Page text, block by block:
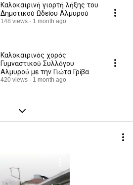
Καλοκαιρινή γιορτή λήξης του
Δημοτικού Ωδείου Αλμυρού
148 views 1 month ago
Καλοκαιρινός χορός
Γυμναστικού Συλλόγου
Αλμυρού με την Γιώτα Γρίβα
420 views 1 month ago